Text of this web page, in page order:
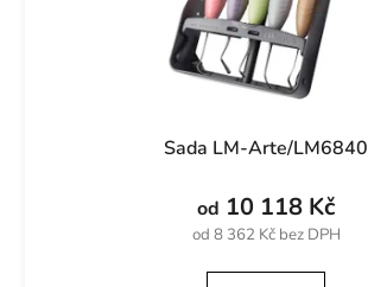
Sada LM-Arte/LM6840
od 8 362 Kč bez DPH
od 10 118 Kč